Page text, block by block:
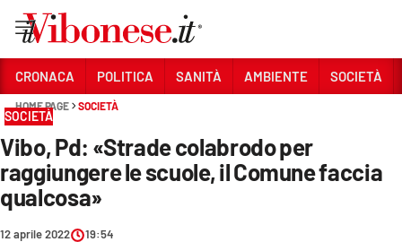
Sezioni
CRONACA
POLITICA
CRONACA POLITICA SANITÀ AMBIENTE SOCIETÀ
HOME PAGE SOCIETÀ
SOCIETÀ
Vibo, Pd: «Strade colabrodo per
raggiungere le scuole, il Comune faccia
qualcosa»
12 aprile 2022 19:54